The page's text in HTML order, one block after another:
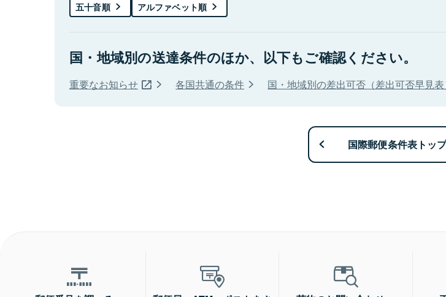
五十音順 アルファベット順
国・地域別の送達条件のほか、以下もご確認ください。
重要なお知らせ 各国共通の条件 国・地域別の差出可否（差出可否早見表
国際郵便条件表トッ